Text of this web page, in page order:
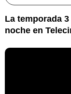
La temporada
noche en